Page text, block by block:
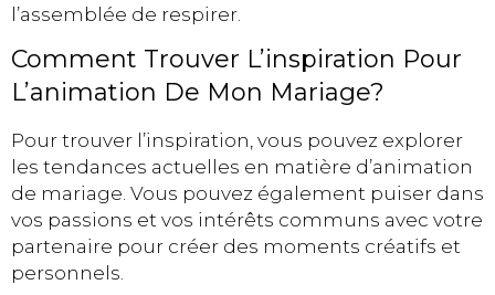
l’assemblée de respirer.
Comment Trouver L’inspiration Pour
L’animation De Mon Mariage?
Pour trouver l’inspiration, vous pouvez explorer
les tendances actuelles en matière d’animation
de mariage. Vous pouvez également puiser dans
vos passions et vos intérêts communs avec votre
partenaire pour créer des moments créatifs et
personnels.